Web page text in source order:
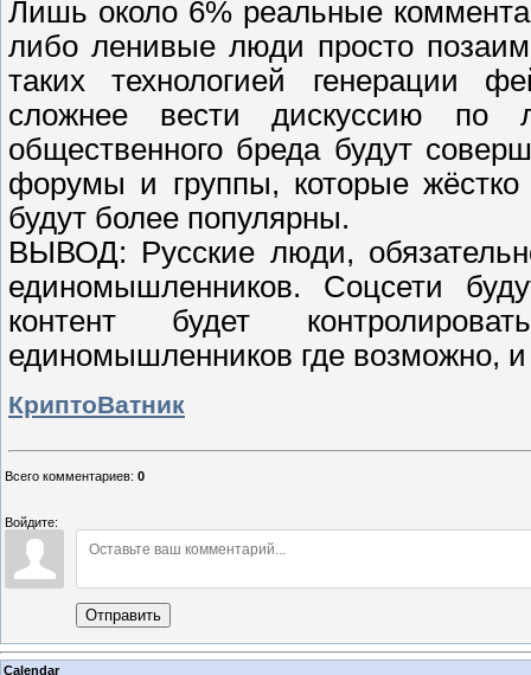
Лишь около 6% реальные
либо ленивые люди просто
таких технологией генерации
сложнее вести дискуссию по
общественного бреда будут
форумы и группы, которые жёстко
будут более популярны.
ВЫВОД: Русские люди,
единомышленников. Соцсети
контент будет
единомышленников где возможно,
КриптоВатник
Всего комментариев: 0
Войдите:
Отправить
Calendar